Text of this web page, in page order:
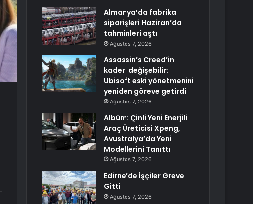
Almanya’da fabrika
siparişleri Haziran’da
tahminleri aştı
Ağustos 7, 2026
Assassin’s Creed’in
kaderi değişebilir:
Ubisoft eski yönetmenini
yeniden göreve getirdi
Ağustos 7, 2026
Albüm: Çinli Yeni Enerjili
Araç Üreticisi Xpeng,
Avustralya’da Yeni
Modellerini Tanıttı
Ağustos 7, 2026
Edirne’de İşçiler Greve
Gitti
Ağustos 7, 2026